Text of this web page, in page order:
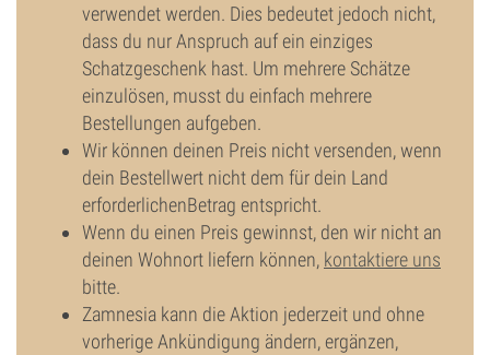
verwendet werden. Dies bedeutet jedoch nicht,
dass du nur Anspruch auf ein einziges
Schatzgeschenk hast. Um mehrere Schätze
einzulösen, musst du einfach mehrere
Bestellungen aufgeben.
Wir können deinen Preis nicht versenden, wenn
dein Bestellwert nicht dem für dein Land
erforderlichenBetrag entspricht.
Wenn du einen Preis gewinnst, den wir nicht an
deinen Wohnort liefern können, kontaktiere uns
bitte.
Zamnesia kann die Aktion jederzeit und ohne
vorherige Ankündigung ändern, ergänzen,